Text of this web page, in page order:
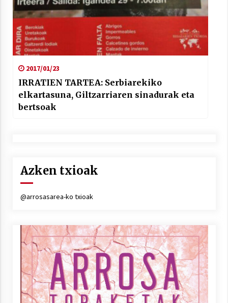
2017/01/23
IRRATIEN TARTEA: Serbiarekiko
elkartasuna, Giltzarriaren sinadurak eta
bertsoak
Azken txioak
@arrosasarea-ko txioak